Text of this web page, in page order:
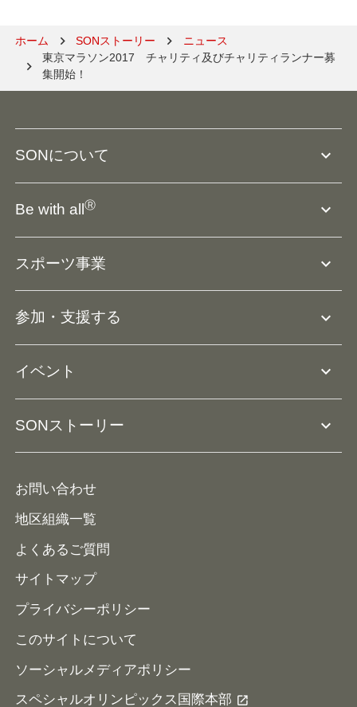
ホーム SONストーリー
ニュース
東京マラソン2017　チャリティ及びチャリティランナー募
集開始！
SONについて expand_more
SO組織について
役員等一覧
リソースページ
Be with allⓇ expand_more
スポーツ事業 expand_more
ユニファイドスクール
参加・支援する expand_more
コーチとして参加
イベント expand_more
ナショナルゲームについて
SONストーリー expand_more
メディア
お問い合わせ
地区組織一覧
よくあるご質問
サイトマップ
プライバシーポリシー
このサイトについて
ソーシャルメディアポリシー
スペシャルオリンピックス国際本部